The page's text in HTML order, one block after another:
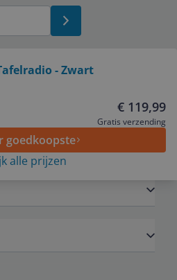
- Zwart
€ 119,99
Gratis verzending
goedkoopste
alle prijzen